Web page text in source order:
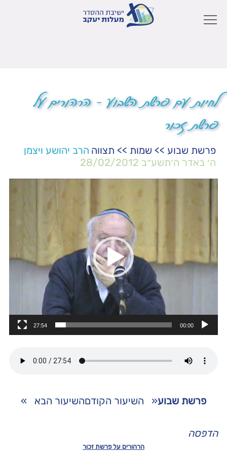
לחיות עם פרשת השבוע – הרהורים על
פרשת זכור
פרשת שבוע >> שמות >> תצווה הרב יהושע ויצמן
ה׳ באדר ה׳תשע״ב 28/02/2012
נגן
וידאו
00:00
27:54
פרשת שבוע« השיעור הקודםהשיעור הבא »
הדפסה
הרהורים על פרשת זכור